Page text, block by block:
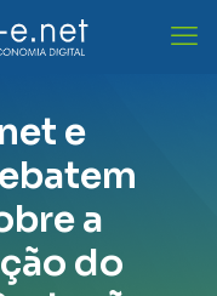
e
a
do